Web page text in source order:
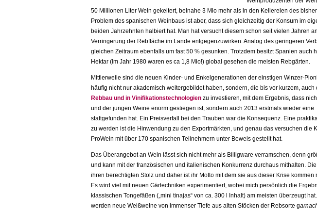
50 Millionen Liter Wein gekeltert, beinahe 3 Mio mehr als in den Kellereien des
Problem des spanischen Weinbaus ist aber, dass sich gleichzeitig der Konsum im
beiden Jahrzehnten halbiert hat. Man hat versucht diesem schon seit vielen Jahren
Verringerung der Rebfläche im Lande entgegenzuwirken. Analog des geringeren
gleichen Zeitraum ebenfalls um fast 50 % gesunken. Trotzdem besitzt Spanien auch
Hektar (Im Jahr 1980 waren es ca 1,8 Mio!) global gesehen die meisten Rebgärten.
Mittlerweile sind die neuen Kinder- und Enkelgenerationen der einstigen Winzer-
häufig nicht nur akademisch weitergebildet haben, sondern, die bis vor kurzem, auch
Rebbau und in Vinifikationstechnologien zu investieren, mit dem Ergebnis, dass
und der jungen Weine enorm gestiegen ist, sondern auch 2013 erstmals wieder
stattgefunden hat. Ein Preisverfall bei den Trauben war die Konsequenz. Eine
zu werden ist die Hinwendung zu den Exportmärkten, und genau das versuchen die
ProWein mit über 170 spanischen Teilnehmern unter Beweis gestellt hat.
Das Überangebot an Wein lässt sich nicht mehr als Billigware verramschen, denn
und kann mit der französischen und italienischen Konkurrenz durchaus mithalten.
ihren berechtigten Stolz und daher ist ihr Motto mit dem sie aus dieser Krise kommen
Es wird viel mit neuen Gärtechniken experimentiert, wobei mich persönlich die
klassischen Tongefäßen („mini tinajas“ von ca. 300 l Inhalt) am meisten überzeugt
werden neue Weißweine von immenser Tiefe aus alten Stöcken der Rebsorte g